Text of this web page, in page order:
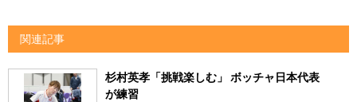
関連記事
杉村英孝「挑戦楽しむ」 ボッチャ日本代表
が練習